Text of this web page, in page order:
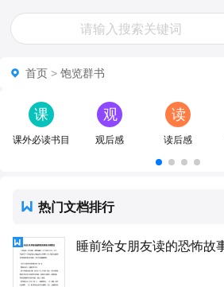
首页 > 饱览群书
课
外
书
目
课外必读书目
观
后
观后感
读
后
感
读后感
热门文档排行
睡前给女朋友读的恐怖故